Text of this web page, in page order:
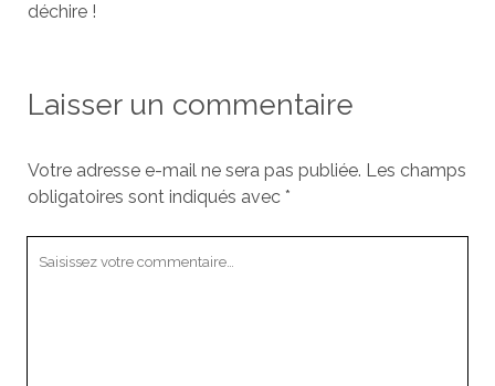
déchire !
Laisser un commentaire
Votre adresse e-mail ne sera pas publiée. Les champs
obligatoires sont indiqués avec *